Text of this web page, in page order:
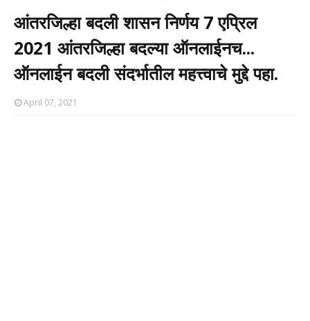
आंतरजिल्हा बदली शासन निर्णय 7 एप्रिल
2021 आंतरजिल्हा बदल्या ऑनलाईनच...
ऑनलाईन बदली संदर्भातील महत्त्वाचे मुद्दे पहा.
April 07, 2021